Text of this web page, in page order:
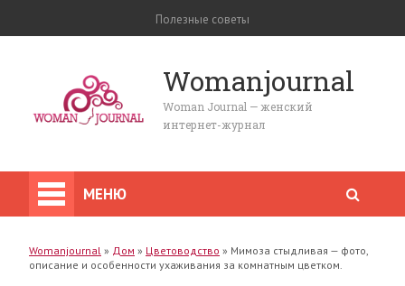
Полезные советы
Womanjournal
Woman Journal — женский
интернет-журнал
МЕНЮ
Womanjournal » Дом » Цветоводство » Мимоза стыдливая — фото,
описание и особенности ухаживания за комнатным цветком.